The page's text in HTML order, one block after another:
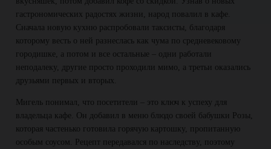
гастрономических радостях жизни, народ повалил в кафе.
Сначала новую кухню распробовали таксисты, благодаря
которому весть о ней разнеслась как чума по средневековому
городишке, а потом и все остальные – одни работали
неподалеку, другие просто проходили мимо, а третьи оказались
друзьями первых и вторых.
Мигель понимал, что посетители – это ключ к успеху для
владельца кафе. Он добавил в меню блюдо своей бабушки Розы,
которая частенько готовила горячую картошку, пропитанную
особым соусом. Рецепт передавался по наследству, поэтому